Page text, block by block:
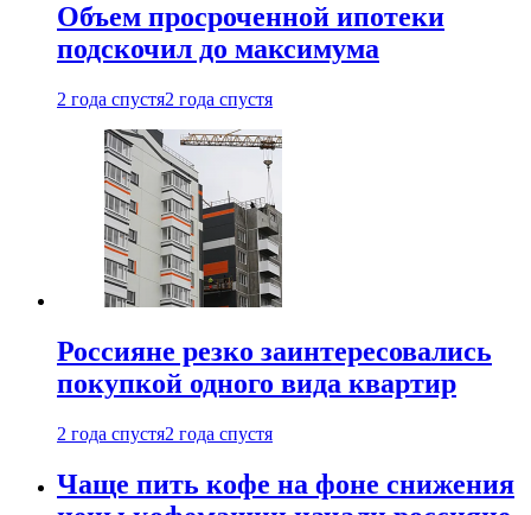
Объем просроченной ипотеки
подскочил до максимума
2 года спустя2 года спустя
Россияне резко заинтересовались
покупкой одного вида квартир
2 года спустя2 года спустя
Чаще пить кофе на фоне снижения